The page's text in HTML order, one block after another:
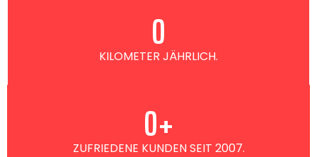
KILOMETER JÄHRLICH.
0
ZUFRIEDENE KUNDEN SEIT 2007.
0+